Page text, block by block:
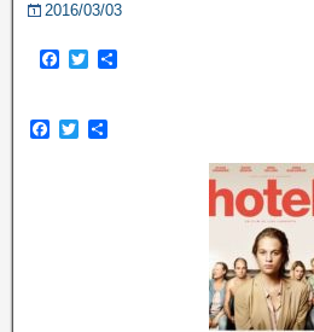
2016/03/03
F
e
b
T
t
t
F
T